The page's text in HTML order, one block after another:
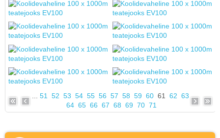
51 52 53 54 55 56 57 58 59 60 61 62 63
64 65 66 67 68 69 70 71